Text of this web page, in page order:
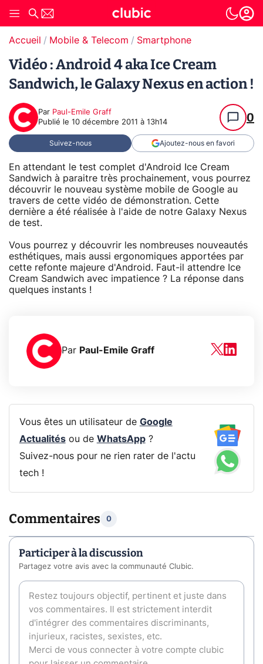
Accueil Mobile & Telecom Smartphone
Vidéo : Android 4 aka Ice Cream
Sandwich, le Galaxy Nexus en action !
Par Paul-Emile Graff
Publié le 10 décembre 2011 à 13h14 0
Suivez-nous Ajoutez-nous en favori
En attendant le test complet d'Android Ice Cream
Sandwich à paraitre très prochainement, vous pourrez
découvrir le nouveau système mobile de Google au
travers de cette vidéo de démonstration. Cette
dernière a été réalisée à l'aide de notre Galaxy Nexus
de test.
Vous pourrez y découvrir les nombreuses nouveautés
esthétiques, mais aussi ergonomiques apportées par
cette refonte majeure d'Android. Faut-il attendre Ice
Cream Sandwich avec impatience ? La réponse dans
quelques instants !
Par Paul-Emile Graff
Vous êtes un utilisateur de Google
Actualitésou de WhatsApp?
Suivez-nous pour ne rien rater de l'actu
tech !
Commentaires 0
Participer à la discussion
Partagez votre avis avec la communauté Clubic.